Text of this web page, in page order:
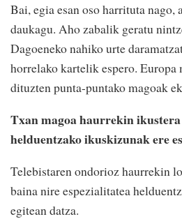
Bai, egia esan oso harrituta nago,
daukagu. Aho zabalik geratu
Dagoeneko nahiko urte
horrelako kartelik espero. Europa
dituzten punta-puntako magoak
Txan magoa haurrekin
helduentzako ikuskizunak ere
Telebistaren ondorioz haurrekin
baina nire espezialitatea
egitean datza.